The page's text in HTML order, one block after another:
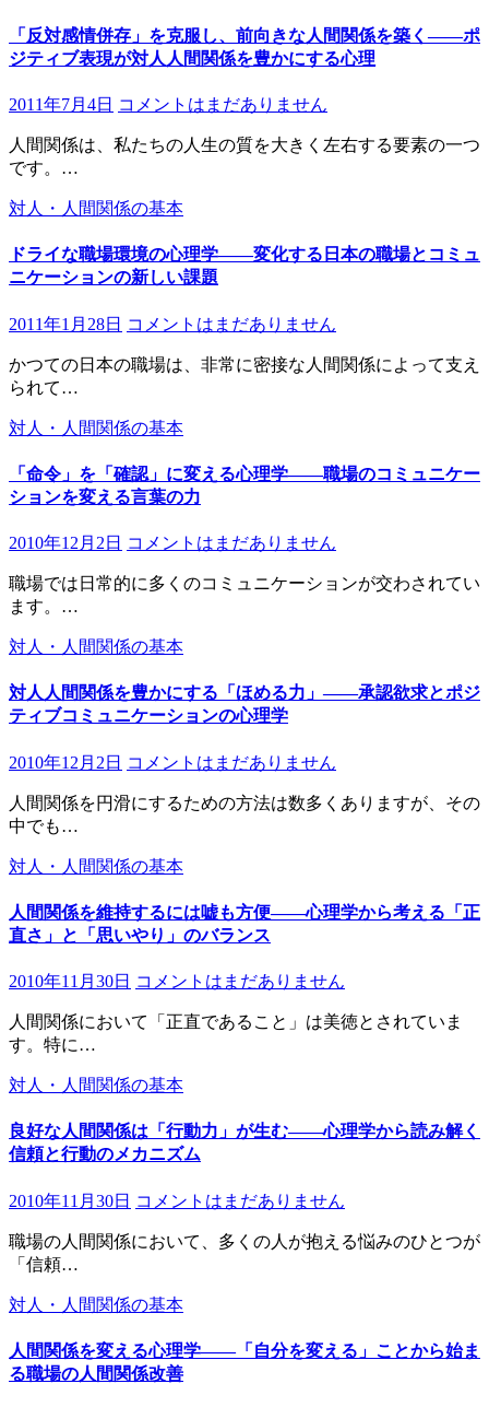
「反対感情併存」を克服し、前向きな人間関係を築く――ポ
ジティブ表現が対人人間関係を豊かにする心理
2011年7月4日 コメントはまだありません
人間関係は、私たちの人生の質を大きく左右する要素の一つ
です。…
対人・人間関係の基本
ドライな職場環境の心理学――変化する日本の職場とコミュ
ニケーションの新しい課題
2011年1月28日 コメントはまだありません
かつての日本の職場は、非常に密接な人間関係によって支え
られて…
対人・人間関係の基本
「命令」を「確認」に変える心理学――職場のコミュニケー
ションを変える言葉の力
2010年12月2日 コメントはまだありません
職場では日常的に多くのコミュニケーションが交わされてい
ます。…
対人・人間関係の基本
対人人間関係を豊かにする「ほめる力」――承認欲求とポジ
ティブコミュニケーションの心理学
2010年12月2日 コメントはまだありません
人間関係を円滑にするための方法は数多くありますが、その
中でも…
対人・人間関係の基本
人間関係を維持するには嘘も方便――心理学から考える「正
直さ」と「思いやり」のバランス
2010年11月30日 コメントはまだありません
人間関係において「正直であること」は美徳とされていま
す。特に…
対人・人間関係の基本
良好な人間関係は「行動力」が生む――心理学から読み解く
信頼と行動のメカニズム
2010年11月30日 コメントはまだありません
職場の人間関係において、多くの人が抱える悩みのひとつが
「信頼…
対人・人間関係の基本
人間関係を変える心理学――「自分を変える」ことから始ま
る職場の人間関係改善